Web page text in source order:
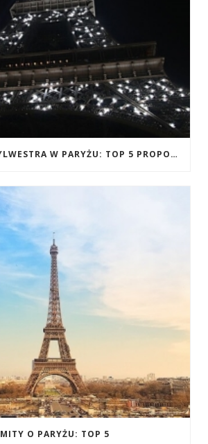
POMYSŁY NA SYLWESTRA W PARYŻU: TOP 5 PROPOZYCJI
MITY O PARYŻU: TOP 5